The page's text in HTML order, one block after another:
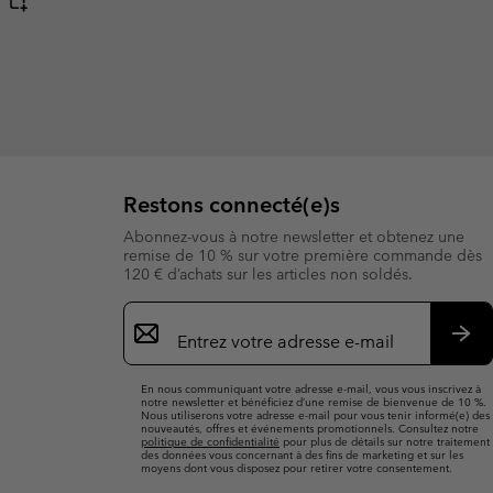
Restons connecté(e)s
Abonnez-vous à notre newsletter et obtenez une
remise de 10 % sur votre première commande dès
120 € d’achats sur les articles non soldés.
Inscription
par
e-
En nous communiquant votre adresse e-mail, vous vous inscrivez à
notre newsletter et bénéficiez d’une remise de bienvenue de 10 %.
Nous utiliserons votre adresse e-mail pour vous tenir informé(e) des
nouveautés, offres et événements promotionnels. Consultez notre
politique de confidentialité pour plus de détails sur notre traitement
des données vous concernant à des fins de marketing et sur les
moyens dont vous disposez pour retirer votre consentement.